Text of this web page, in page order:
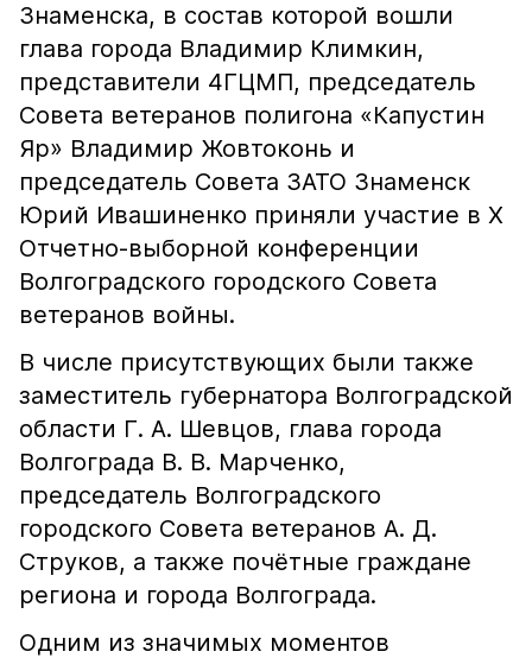
Знаменска, в состав которой вошли
глава города Владимир Климкин,
представители 4ГЦМП, председатель
Совета ветеранов полигона «Капустин
Яр» Владимир Жовтоконь и
председатель Совета ЗАТО Знаменск
Юрий Ивашиненко приняли участие в X
Отчетно-выборной конференции
Волгоградского городского Совета
ветеранов войны.
В числе присутствующих были также
заместитель губернатора Волгоградской
области Г. А. Шевцов, глава города
Волгограда В. В. Марченко,
председатель Волгоградского
городского Совета ветеранов А. Д.
Струков, а также почётные граждане
региона и города Волгограда.
Одним из значимых моментов